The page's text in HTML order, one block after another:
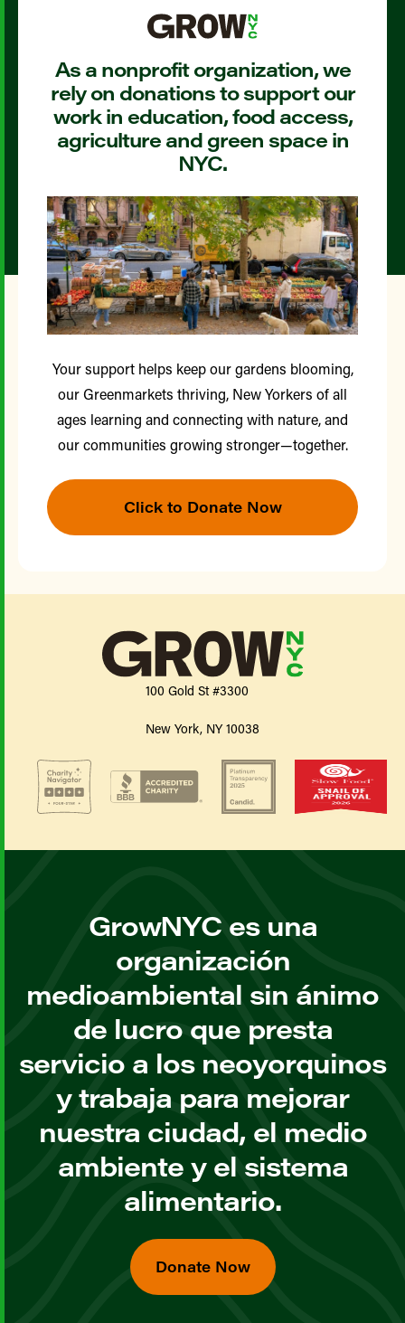
As a nonprofit organization, we
rely on donations to support our
work in education, food access,
agriculture and green space in
NYC.
Your support helps keep our gardens blooming,
our Greenmarkets thriving, New Yorkers of all
ages learning and connecting with nature, and
our communities growing stronger—together.
Click to Donate Now
100 Gold St #3300
New York, NY 10038
GrowNYC es una
organización
medioambiental sin ánimo
de lucro que presta
servicio a los neoyorquinos
y trabaja para mejorar
nuestra ciudad, el medio
ambiente y el sistema
alimentario.
Donate Now